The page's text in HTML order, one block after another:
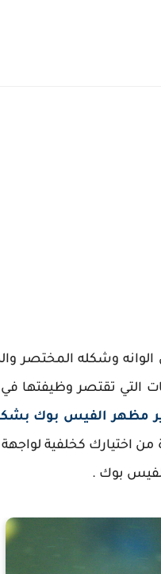
وشكله المختصر
التي تقتصر وظيفتها في
مظهر الفيس بوك
اختيارك كخلفية لواجهة
بوك .